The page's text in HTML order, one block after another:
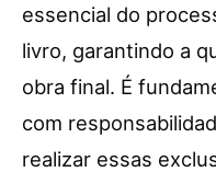
essencial do
livro, garantindo a
obra final. É
com
realizar essas